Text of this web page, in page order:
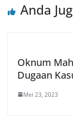
Anda
Oknum
Dugaan
Mei 23, 2023